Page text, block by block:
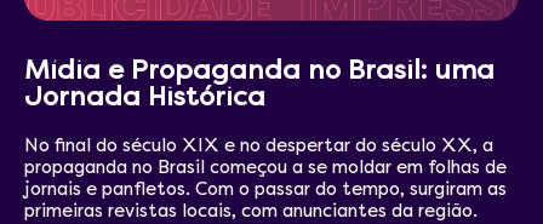
Mídia e Propaganda no Brasil: uma
Jornada Histórica
No final do século XIX e no despertar do século XX, a
propaganda no Brasil começou a se moldar em folhas de
jornais e panfletos. Com o passar do tempo, surgiram as
primeiras revistas locais, com anunciantes da região.